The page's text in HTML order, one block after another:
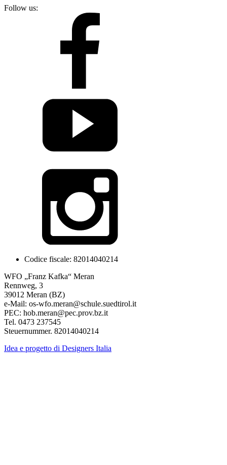
Follow us:
Codice fiscale: 82014040214
WFO „Franz Kafka“ Meran
Rennweg, 3
39012 Meran (BZ)
e-Mail: os-wfo.meran@schule.suedtirol.it
PEC: hob.meran@pec.prov.bz.it
Tel. 0473 237545
Steuernummer. 82014040214
Idea e progetto di Designers Italia